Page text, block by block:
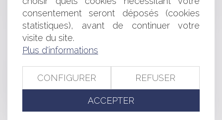
FERMETURE DES BUREAUX DE VOTE : DES
CHANGEMENTS POUR L'ÉLECTION PRÉSIDENTIELLE 2017
CHEMIN RURAL – CHEMIN D’EXPLOITATION –
PRESCRIPTION ACQUISITIVE
COMMENT BIEN REMPLIR SA DÉCLARATION
PERSONNEL
LE CALCUL DE LA VARIATION DE 25%
ACCIDENT SUR LA VOIE PUBLIQUE - LE DOMMAGE
consentement seront déposés (cookies
statistiques), avant de continuer votre
visite du site.
Plus d'informations
CONFIGURER REFUSER
ACCEPTER